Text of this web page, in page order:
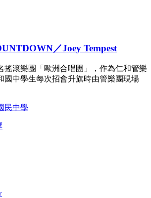
／Joey Tempest
搖滾樂團「歐洲合唱團」，作為仁和管樂
國中學生每次招會升旗時由管樂團現場
民中學